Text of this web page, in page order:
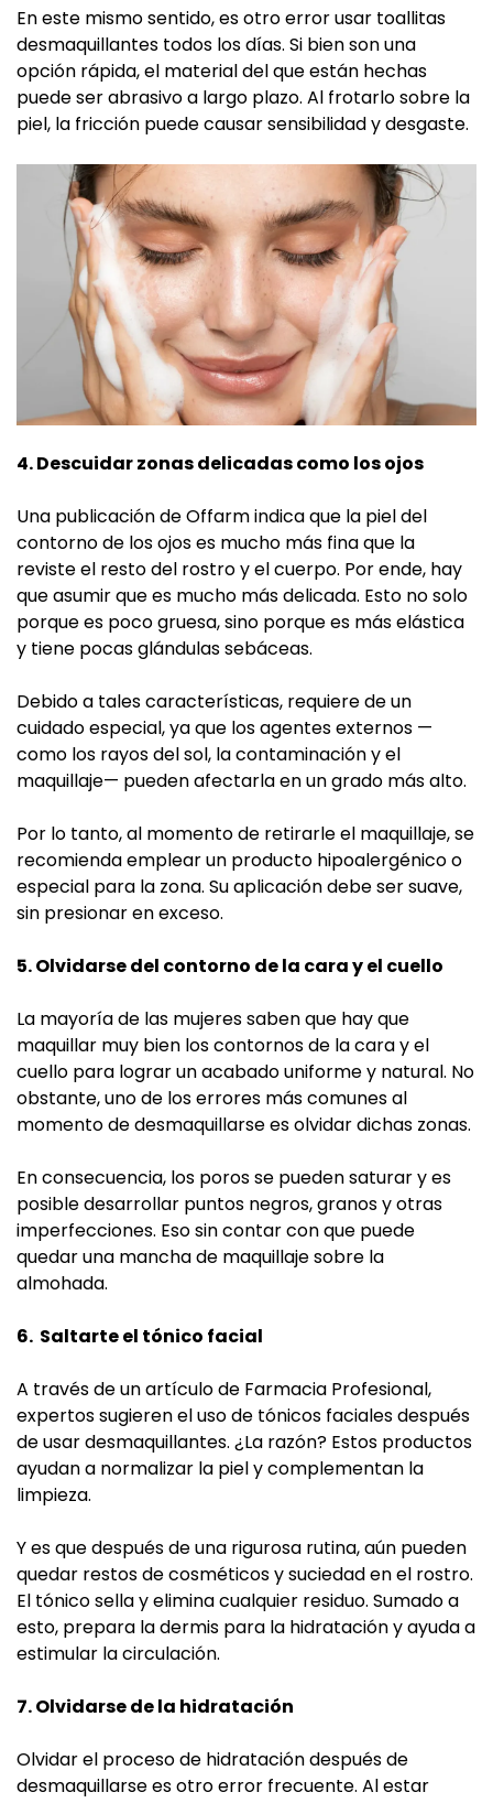
En este mismo sentido, es otro error usar toallitas
desmaquillantes todos los días. Si bien son una
opción rápida, el material del que están hechas
puede ser abrasivo a largo plazo. Al frotarlo sobre la
piel, la fricción puede causar sensibilidad y desgaste.
4. Descuidar zonas delicadas como los ojos
Una publicación de Offarm indica que la piel del
contorno de los ojos es mucho más fina que la
reviste el resto del rostro y el cuerpo. Por ende, hay
que asumir que es mucho más delicada. Esto no solo
porque es poco gruesa, sino porque es más elástica
y tiene pocas glándulas sebáceas.
Debido a tales características, requiere de un
cuidado especial, ya que los agentes externos —
como los rayos del sol, la contaminación y el
maquillaje— pueden afectarla en un grado más alto.
Por lo tanto, al momento de retirarle el maquillaje, se
recomienda emplear un producto hipoalergénico o
especial para la zona. Su aplicación debe ser suave,
sin presionar en exceso.
5. Olvidarse del contorno de la cara y el cuello
La mayoría de las mujeres saben que hay que
maquillar muy bien los contornos de la cara y el
cuello para lograr un acabado uniforme y natural. No
obstante, uno de los errores más comunes al
momento de desmaquillarse es olvidar dichas zonas.
En consecuencia, los poros se pueden saturar y es
posible desarrollar puntos negros, granos y otras
imperfecciones. Eso sin contar con que puede
quedar una mancha de maquillaje sobre la
almohada.
6. Saltarte el tónico facial
A través de un artículo de Farmacia Profesional,
expertos sugieren el uso de tónicos faciales después
de usar desmaquillantes. ¿La razón? Estos productos
ayudan a normalizar la piel y complementan la
limpieza.
Y es que después de una rigurosa rutina, aún pueden
quedar restos de cosméticos y suciedad en el rostro.
El tónico sella y elimina cualquier residuo. Sumado a
esto, prepara la dermis para la hidratación y ayuda a
estimular la circulación.
7. Olvidarse de la hidratación
Olvidar el proceso de hidratación después de
desmaquillarse es otro error frecuente. Al estar